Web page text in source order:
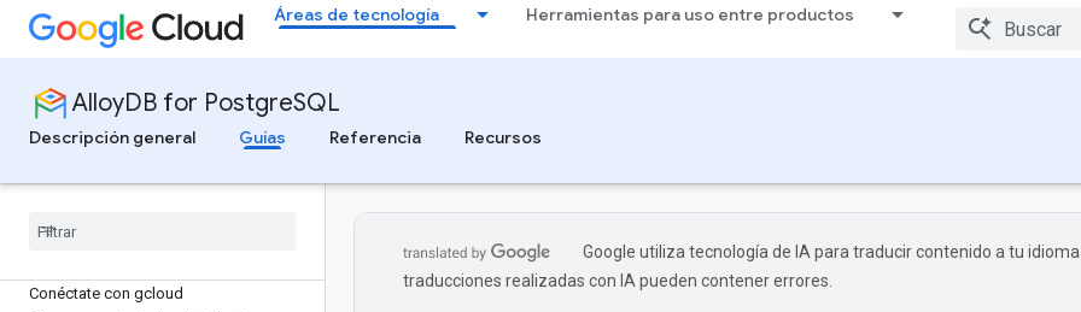
Áreas de tecnología Herramientas para uso entre productos
AlloyDB for PostgreSQL
Descripción general Guías Referencia Recursos
Actualiza una versión principal de la
base de datos
Administra tus recursos con
Knowledge Catalog
Elige una opción de conectividad
Conéctate con gcloud
Google utiliza tecnología de IA para traducir contenido a tu
traducciones realizadas con IA pueden contener errores.